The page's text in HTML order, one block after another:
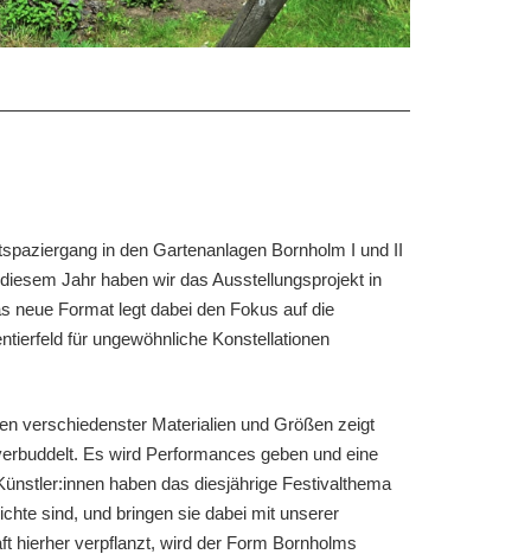
in den Gartenanlagen Bornholm I und II
Jahr haben wir das Ausstellungsprojekt in
neue Format legt dabei den Fokus auf die
für ungewöhnliche Konstellationen
verschiedenster Materialien und Größen zeigt
Es wird Performances geben und eine
haben das diesjährige Festivalthema
sind, und bringen sie dabei mit unserer
hierher verpflanzt, wird der Form Bornholms